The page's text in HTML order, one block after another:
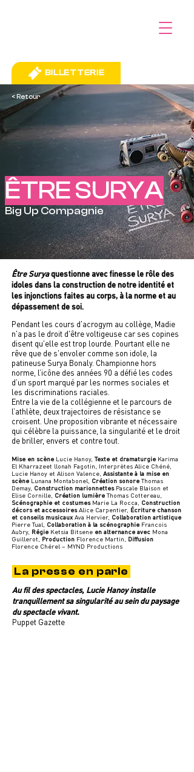
BILLETTERIE
< Retour
ÊTRE SURYA
Big Up Compagnie
Être Suryaquestionne avec finesse le rôle des
idoles dans la construction de notre identité et
les injonctions faites au corps, à la norme et au
dépassement de soi.
Pendant les cours d'acrogym au collège, Madie
n'a pas le droit d'être voltigeuse car ses copines
disent qu'elle est trop lourde. Pourtant elle ne
rêve que de s'envoler comme son idole, la
patineuse Surya Bonaly. Championne hors
norme, l’icône des années 90 a défié les codes
d’un sport marqué par les normes sociales et
les discriminations raciales.
Entre la vie de la collégienne et le parcours de
l’athlète, deux trajectoires de résistance se
croisent. Une proposition vibrante et nécessaire
qui célèbre la puissance, la singularité et le droit
de briller, envers et contre tout.
Mise en scène Lucie Hanoy, Texte et dramaturgie Karima
El Kharrazeet llonah Fagotin, Interprètes Alice Chéné,
Lucie Hanoy et Alison Valence, Assistante à la mise en
scène Lunana Montabonel, Création sonore Thomas
Demay, Construction marionnettesPascale Blaison et
Elise Cornille, Création lumière Thomas Cottereau,
Scénographie et costumes Marie La Rocca,
Construction
décors et accessoiresAlice Carpentier, Écriture chanson
et conseils musicaux Ava Hervier, Collaboration artistique
Pierre Tual, Collaboration à la scénographie Francois
Aubry, Régie Ketsia Bitsene en alternance avec Mona
Guillerot, Production Florence Martin, Diffusion
Florence Chérel – MYND Productions
La presse en parle
Au fil des spectacles, Lucie Hanoy installe
tranquillement sa singularité au sein du paysage
du spectacle vivant.
Puppet Gazette